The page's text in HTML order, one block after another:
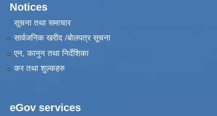
Notices
सूचना तथा समाचार
सार्वजनिक खरीद /बोलपत्र सूचना
एन, कानुन तथा निर्देशिका
कर तथा शुल्कहरु
eGov services